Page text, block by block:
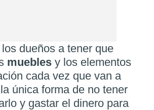
dueños a tener que
muebles y los elementos
cada vez que van a
única forma de no tener
y gastar el dinero para